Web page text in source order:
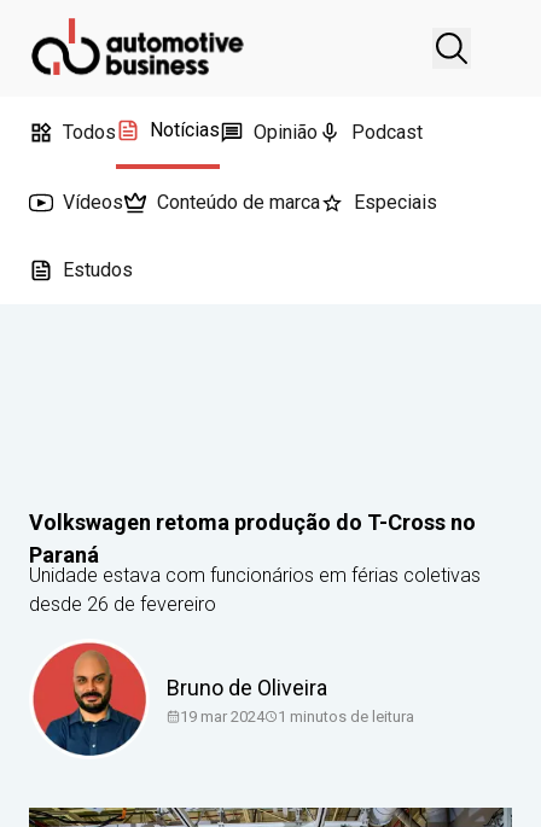
Todos Notícias Opinião Podcast
Vídeos Conteúdo de marca Especiais
Estudos
Volkswagen retoma produção do T-Cross no
Paraná
Unidade estava com funcionários em férias coletivas
desde 26 de fevereiro
Bruno de Oliveira
19 mar 2024 1 minutos de leitura